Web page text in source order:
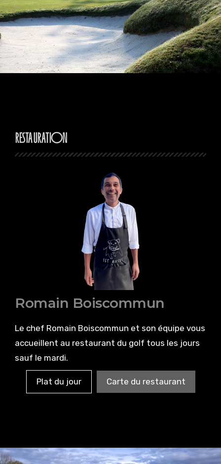
Restauration
Romain Boiscommun
Le chef Romain Boiscommun et son équipe vous
accueillent au restaurant du golf tous les jours
sauf le mardi.
Plat du jour Carte du restaurant